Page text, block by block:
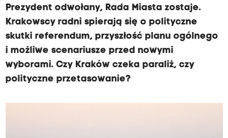
Prezydent odwołany, Rada Miasta zostaje.
Krakowscy radni spierają się o polityczne
skutki referendum, przyszłość planu ogólnego
i możliwe scenariusze przed nowymi
wyborami. Czy Kraków czeka paraliż, czy
polityczne przetasowanie?